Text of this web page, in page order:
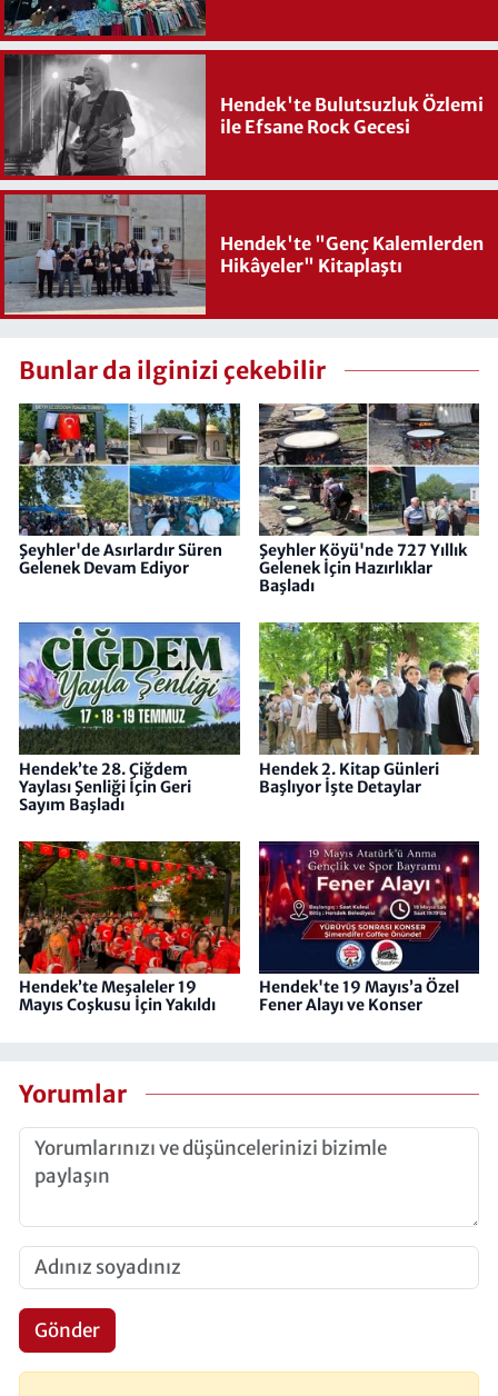
Hendek'te Bulutsuzluk Özlemi
ile Efsane Rock Gecesi
Hendek'te "Genç Kalemlerden
Hikâyeler" Kitaplaştı
Bunlar da ilginizi çekebilir
Şeyhler'de Asırlardır Süren
Gelenek Devam Ediyor
Şeyhler Köyü'nde 727 Yıllık
Gelenek İçin Hazırlıklar
Başladı
Hendek’te 28. Çiğdem
Yaylası Şenliği İçin Geri
Sayım Başladı
Hendek 2. Kitap Günleri
Başlıyor İşte Detaylar
Hendek’te Meşaleler 19
Mayıs Coşkusu İçin Yakıldı
Hendek'te 19 Mayıs’a Özel
Fener Alayı ve Konser
Yorumlar
Gönder